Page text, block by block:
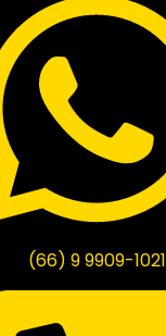
(66) 9 9909-1021